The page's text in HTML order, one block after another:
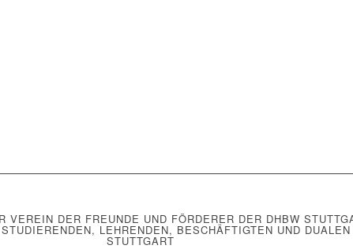
VEREIN DER FREUNDE UND FÖRDERER DER DHBW
LEHRENDEN, BESCHÄFTIGTEN UND
STUTTGART